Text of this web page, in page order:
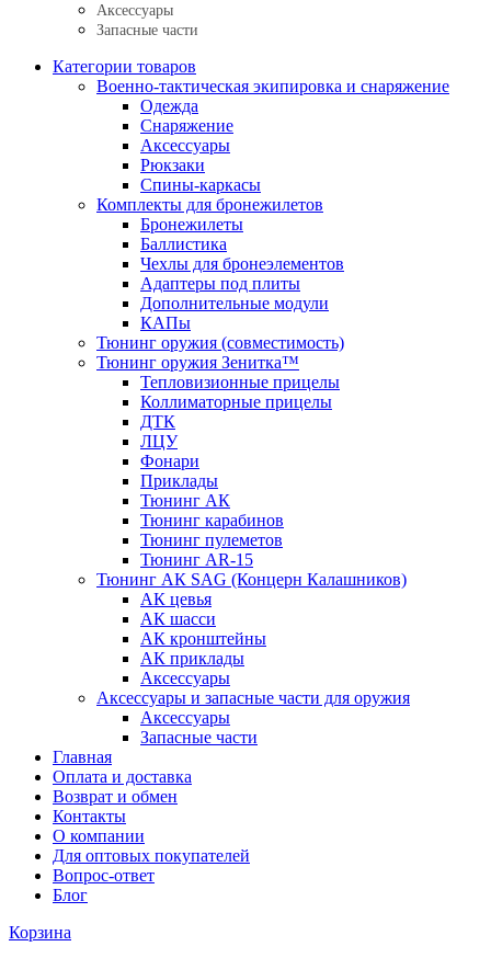
Аксессуары
Запасные части
Категории товаров
Военно-тактическая экипировка и снаряжение
Одежда
Снаряжение
Аксессуары
Рюкзаки
Спины-каркасы
Комплекты для бронежилетов
Бронежилеты
Баллистика
Чехлы для бронеэлементов
Адаптеры под плиты
Дополнительные модули
КАПы
Тюнинг оружия (совместимость)
Тюнинг оружия Зенитка™
Тепловизионные прицелы
Коллиматорные прицелы
ДТК
ЛЦУ
Фонари
Приклады
Тюнинг АК
Тюнинг карабинов
Тюнинг пулеметов
Тюнинг AR-15
Тюнинг АК SAG (Концерн Калашников)
АК цевья
АК шасси
АК кронштейны
АК приклады
Аксессуары
Аксессуары и запасные части для оружия
Аксессуары
Запасные части
Главная
Оплата и доставка
Возврат и обмен
Контакты
О компании
Для оптовых покупателей
Вопрос-ответ
Блог
Корзина